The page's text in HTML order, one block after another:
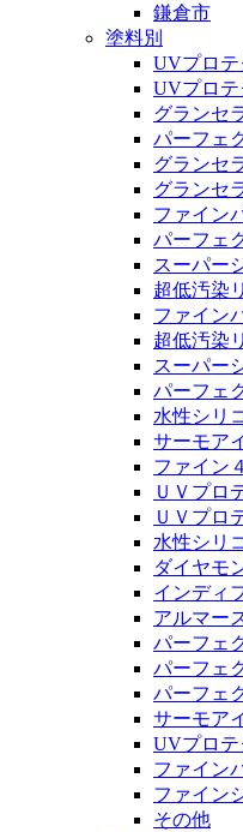
鎌倉市
塗料別
UVプロ
UVプロテ
グランセ
パーフェ
グランセ
グランセ
ファイン
パーフェ
スーパー
超低汚染
ファイン
超低汚染
スーパー
パーフェ
水性シリ
サーモア
ファイン
ＵＶプロ
ＵＶプロ
水性シリ
ダイヤモ
インディ
アルマー
パーフェ
パーフェ
パーフェ
サーモア
UVプロテ
ファイン
ファイン
その他